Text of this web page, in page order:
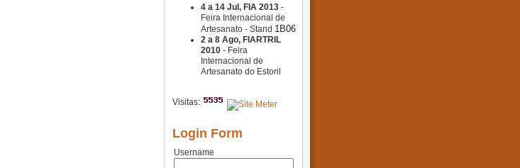
4 a 14 Jul, FIA 2013-
Feira Internacional de
Artesanato - Stand 1B06
2 a 8 Ago, FIARTRIL
2010- Feira
Internacional de
Artesanato do Estoril
Visitas:
Login Form
Username